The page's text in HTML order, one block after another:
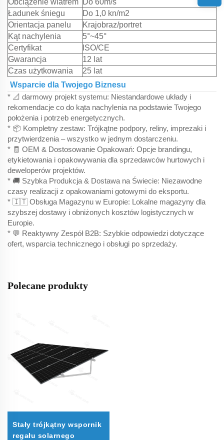
Ładunek śniegu
Do 1,0 kn/m2
Orientacja panelu
Krajobraz/portret
Kąt nachylenia
5°~45°
Certyfikat
ISO/CE
Gwarancja
12 lat
Czas użytkowania
25 lat
Wsparcie dla Twojego Biznesu
* 📐 darmowy projekt systemu: Niestandardowe układy i
rekomendacje co do kąta nachylenia na podstawie Twojego
położenia i potrzeb energetycznych.
* 📦 Kompletny zestaw: Trójkątne podpory, reliny, imprezaki i
przytwierdzenia – wszystko w jednym dostarczeniu.
* 🧾 OEM & Dostosowanie Opakowań: Opcje brandingu,
etykietowania i opakowywania dla sprzedawców hurtowych i
deweloperów projektów.
* 🚚 Szybka Produkcja & Dostawa na Świecie: Niezawodne
czasy realizacji z opakowaniami gotowymi do eksportu.
* 🇮🇹 Obsługa Magazynu w Europie: Lokalne magazyny dla
szybszej dostawy i obniżonych kosztów logistycznych w
Europie.
* 💬 Reaktywny Zespół B2B: Szybkie odpowiedzi dotyczące
ofert, wsparcia technicznego i obsługi po sprzedaży.
Polecane produkty
Stały trójkątny wspornik
regału solarnego